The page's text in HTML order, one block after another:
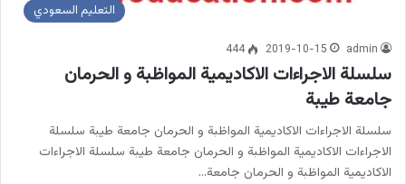
التعليم السعودي
admin
2019-10-15
444
سلسلة الاجراءات الاكاديمية المواظبة و الحرمان
جامعة طيبة
سلسلة الاجراءات الاكاديمية المواظبة و الحرمان جامعة طيبة سلسلة
الاجراءات الاكاديمية المواظبة و الحرمان جامعة طيبة سلسلة الاجراءات
الاكاديمية المواظبة و الحرمان جامعة…